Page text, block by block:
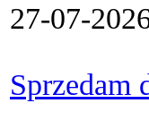
27-07-
Sprzedam